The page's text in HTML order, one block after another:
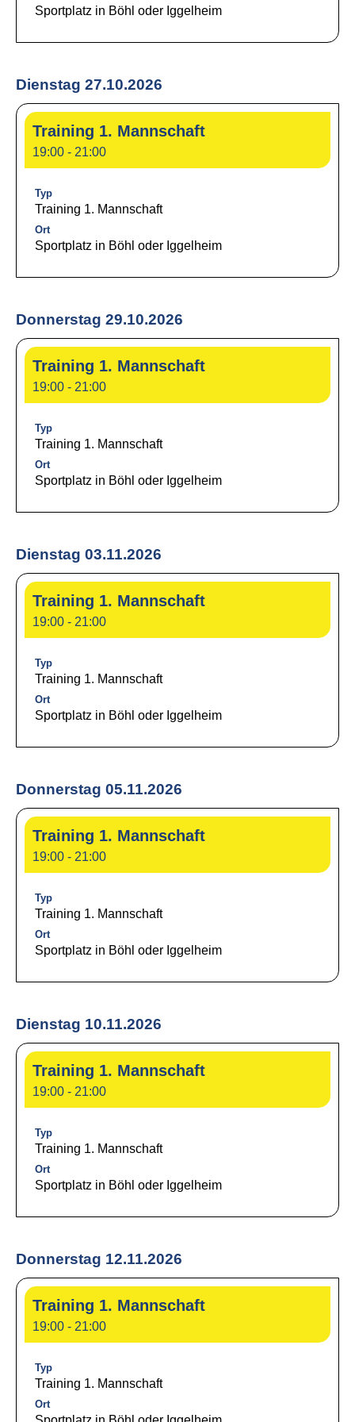
Sportplatz in Böhl oder Iggelheim
Dienstag 27.10.2026
Training 1. Mannschaft
19:00 - 21:00
Typ
Training 1. Mannschaft
Ort
Sportplatz in Böhl oder Iggelheim
Donnerstag 29.10.2026
Training 1. Mannschaft
19:00 - 21:00
Typ
Training 1. Mannschaft
Ort
Sportplatz in Böhl oder Iggelheim
Dienstag 03.11.2026
Training 1. Mannschaft
19:00 - 21:00
Typ
Training 1. Mannschaft
Ort
Sportplatz in Böhl oder Iggelheim
Donnerstag 05.11.2026
Training 1. Mannschaft
19:00 - 21:00
Typ
Training 1. Mannschaft
Ort
Sportplatz in Böhl oder Iggelheim
Dienstag 10.11.2026
Training 1. Mannschaft
19:00 - 21:00
Typ
Training 1. Mannschaft
Ort
Sportplatz in Böhl oder Iggelheim
Donnerstag 12.11.2026
Training 1. Mannschaft
19:00 - 21:00
Typ
Training 1. Mannschaft
Ort